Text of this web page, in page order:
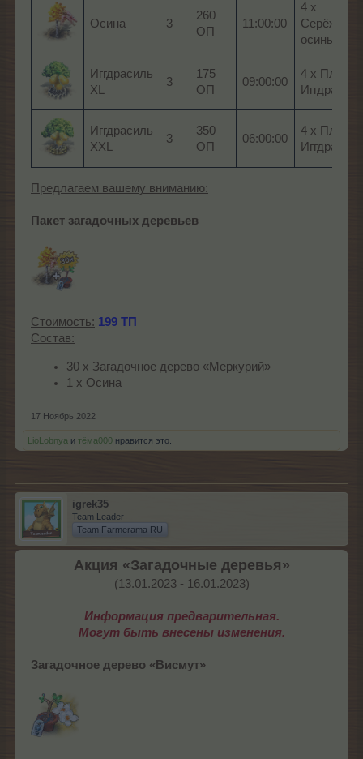
Осина 3
260
ОП
11:00:00
4 x
Серёжка
осины
Иггдрасиль
XL
3
175
ОП
09:00:00
4 x Плод
Иггдрасиль
XXL
3
350
ОП
06:00:00
4 x Плод
Предлагаем вашему вниманию:
Пакет загадочных деревьев
Стоимость: 199 ТП
Состав:
30 х Загадочное дерево «Меркурий»
1 х Осина
17 Ноябрь 2022
LioLobnya и тёма000 нравится это.
igrek35
Team Leader
Team Farmerama RU
Акция «Загадочные деревья»
(13.01.2023 - 16.01.2023)​
Информация предварительная.
Могут быть внесены изменения.
Загадочное дерево «Висмут»